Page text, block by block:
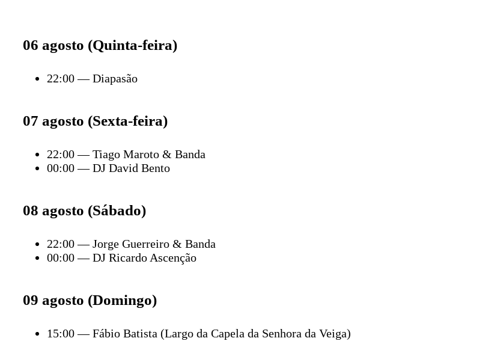
06 agosto (Quinta-feira)
22:00 — Diapasão
07 agosto (Sexta-feira)
22:00 — Tiago Maroto & Banda
00:00 — DJ David Bento
08 agosto (Sábado)
22:00 — Jorge Guerreiro & Banda
00:00 — DJ Ricardo Ascenção
09 agosto (Domingo)
15:00 — Fábio Batista (Largo da Capela da Senhora da Veiga)